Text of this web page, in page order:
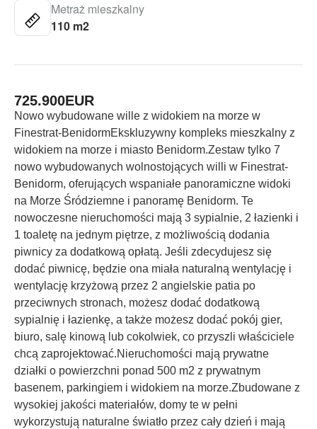
Metraż mieszkalny
110 m2
725.900EUR
Nowo wybudowane wille z widokiem na morze w
Finestrat-BenidormEkskluzywny kompleks mieszkalny z
widokiem na morze i miasto Benidorm.Zestaw tylko 7
nowo wybudowanych wolnostojących willi w Finestrat-
Benidorm, oferujących wspaniałe panoramiczne widoki
na Morze Śródziemne i panoramę Benidorm. Te
nowoczesne nieruchomości mają 3 sypialnie, 2 łazienki i
1 toaletę na jednym piętrze, z możliwością dodania
piwnicy za dodatkową opłatą. Jeśli zdecydujesz się
dodać piwnicę, będzie ona miała naturalną wentylację i
wentylację krzyżową przez 2 angielskie patia po
przeciwnych stronach, możesz dodać dodatkową
sypialnię i łazienkę, a także możesz dodać pokój gier,
biuro, salę kinową lub cokolwiek, co przyszli właściciele
chcą zaprojektować.Nieruchomości mają prywatne
działki o powierzchni ponad 500 m2 z prywatnym
basenem, parkingiem i widokiem na morze.Zbudowane z
wysokiej jakości materiałów, domy te w pełni
wykorzystują naturalne światło przez cały dzień i mają